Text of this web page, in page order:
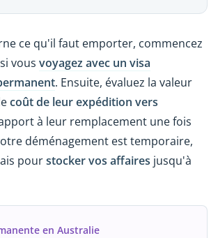
ce qu'il faut emporter, commencez
vous voyagez avec un visa
. Ensuite, évaluez la valeur
coût de leur expédition vers
à leur remplacement une fois
déménagement est temporaire,
pourstocker vos affaires jusqu'à
en Australie